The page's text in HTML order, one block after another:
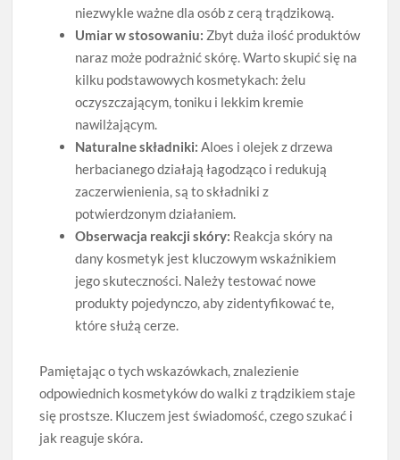
niezwykle ważne dla osób z cerą trądzikową.
Umiar w stosowaniu: Zbyt duża ilość produktów
naraz może podrażnić skórę. Warto skupić się na
kilku podstawowych kosmetykach: żelu
oczyszczającym, toniku i lekkim kremie
nawilżającym.
Naturalne składniki: Aloes i olejek z drzewa
herbacianego działają łagodząco i redukują
zaczerwienienia, są to składniki z
potwierdzonym działaniem.
Obserwacja reakcji skóry: Reakcja skóry na
dany kosmetyk jest kluczowym wskaźnikiem
jego skuteczności. Należy testować nowe
produkty pojedynczo, aby zidentyfikować te,
które służą cerze.
Pamiętając o tych wskazówkach, znalezienie
odpowiednich kosmetyków do walki z trądzikiem staje
się prostsze. Kluczem jest świadomość, czego szukać i
jak reaguje skóra.